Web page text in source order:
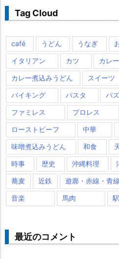
Tag Cloud
café うどん うなぎ
イタリアン カツ カレ
カレー煮込みうどん スイーツ
バイキング パスタ パ
ファミレス プロレス
ローストビーフ 中華
味噌煮込みうどん 和食
時事 歴史 沖縄料理
蕎麦 近鉄 遊廓・赤線・青
音楽 馬肉
最近のコメント